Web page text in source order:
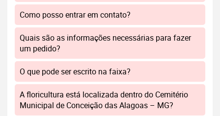
Como posso entrar em contato?
Quais são as informações necessárias para fazer
um pedido?
O que pode ser escrito na faixa?
A floricultura está localizada dentro do Cemitério
Municipal de Conceição das Alagoas – MG?